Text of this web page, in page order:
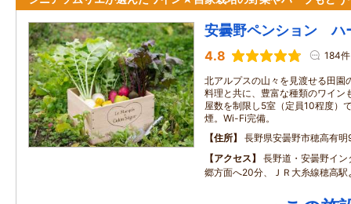
安曇野ペンション ハ
4.8 184件
北アルプスの山々を見渡せる田園
料理と共に、豊富な種類のワイン
屋数を制限し5室（定員10程度）
煙。Wi-Fi完備。
住所
長野県安曇野市穂高有明
アクセス
長野道・安曇野イ
郷方面へ20分、ＪＲ大糸線穂高駅